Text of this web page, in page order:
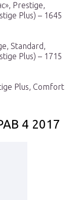
Prestige,
Plus) – 1645
Standard,
Plus) – 1715
Plus, Comfort
4 2017